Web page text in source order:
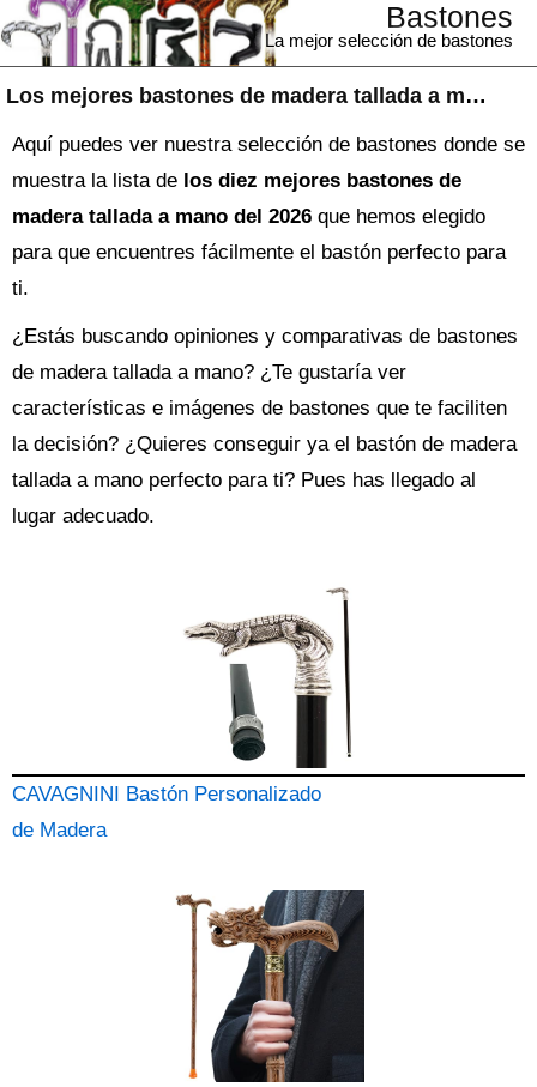
Los mejores bastones de madera tallada a mano
Bastones
La mejor selección de bastones
Aquí puedes ver nuestra selección de bastones donde se
muestra la lista de los diez mejores bastones de
madera tallada a mano del 2026 que hemos elegido
para que encuentres fácilmente el bastón perfecto para
ti.
¿Estás buscando opiniones y comparativas de bastones
de madera tallada a mano? ¿Te gustaría ver
características e imágenes de bastones que te faciliten
la decisión? ¿Quieres conseguir ya el bastón de madera
tallada a mano perfecto para ti? Pues has llegado al
lugar adecuado.
CAVAGNINI Bastón Personalizado
de Madera